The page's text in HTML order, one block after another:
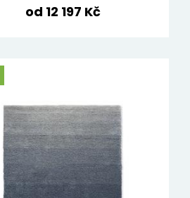
od 12 197 Kč